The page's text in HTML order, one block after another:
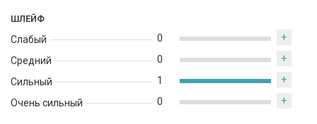
уверенность в более прохладные дни. Стойкий, современный
и универсальный – он станет прекрасным выбором как для
ШЛЕЙФ
Слабый
Средний
Сильный
Очень сильный
0 +
0 +
1 +
0 +